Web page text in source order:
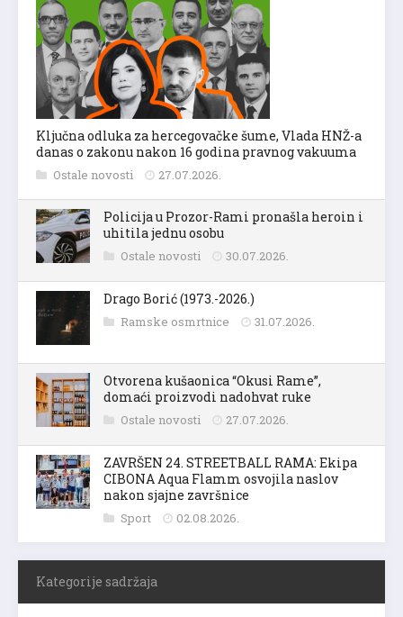
Ključna odluka za hercegovačke šume, Vlada HNŽ-a
danas o zakonu nakon 16 godina pravnog vakuuma
Ostale novosti 27.07.2026.
Policija u Prozor-Rami pronašla heroin i
uhitila jednu osobu
Ostale novosti 30.07.2026.
Drago Borić (1973.-2026.)
Ramske osmrtnice 31.07.2026.
Otvorena kušaonica “Okusi Rame”,
domaći proizvodi nadohvat ruke
Ostale novosti 27.07.2026.
ZAVRŠEN 24. STREETBALL RAMA: Ekipa
CIBONA Aqua Flamm osvojila naslov
nakon sjajne završnice
Sport 02.08.2026.
Kategorije sadržaja